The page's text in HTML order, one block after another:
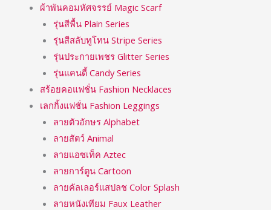
ผ้าพันคอมหัศจรรย์ Magic Scarf
รุ่นสีพื้น Plain Series
รุ่นสีสลับทูโทน Stripe Series
รุ่นประกายเพชร Glitter Series
รุ่นแคนดี้ Candy Series
สร้อยคอแฟชั่น Fashion Necklaces
เลกกิ้งแฟชั่น Fashion Leggings
ลายตัวอักษร Alphabet
ลายสัตว์ Animal
ลายแอซเท็ค Aztec
ลายการ์ตูน Cartoon
ลายคัลเลอร์แสปลช Color Splash
ลายหนังเทียม Faux Leather